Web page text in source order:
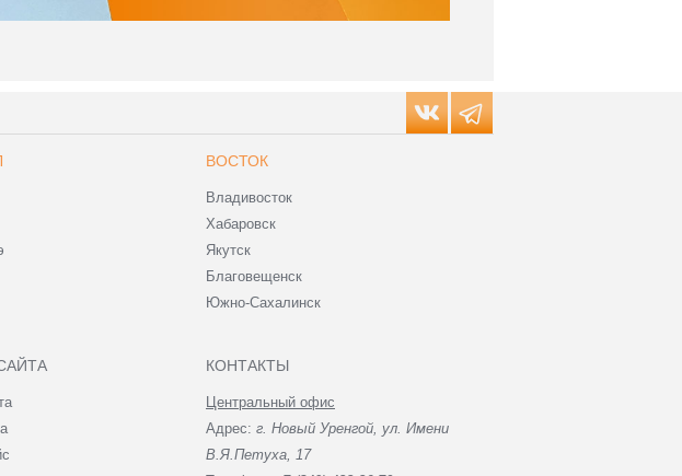
ВОСТОК
Владивосток
Хабаровск
Якутск
Благовещенск
Южно-Сахалинск
КОНТАКТЫ
Центральный офис
Адрес: г. Новый Уренгой, ул. Имени
В.Я.Петуха, 17